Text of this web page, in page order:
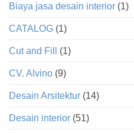
Biaya jasa desain interior (1)
CATALOG (1)
Cut and Fill (1)
CV. Alvino (9)
Desain Arsitektur (14)
Desain interior (51)